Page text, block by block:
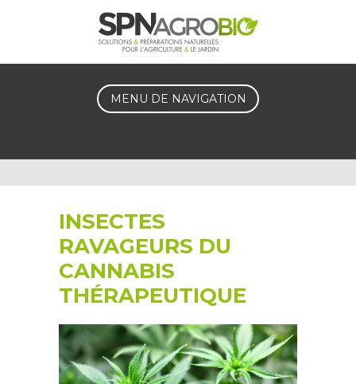
MENU DE NAVIGATION
INSECTES
RAVAGEURS DU
CANNABIS
THÉRAPEUTIQUE